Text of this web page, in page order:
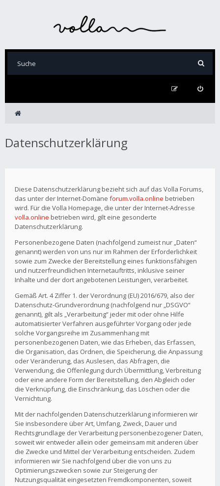
Datenschutzerklärung
Diese Datenschutzerklärung bezieht sich auf das Volla Forums,
das unter der Internet-Domäne forum.volla.online betrieben
wird. Für die Volla Homepage, die unter der Internet-Adresse
volla.online betrieben wird, gilt eine gesonderte
Datenschutzerklärung.
Personenbezogene Daten (nachfolgend zumeist nur „Daten“
genannt) werden von uns nur im Rahmen der Erforderlichkeit
sowie zum Zwecke der Bereitstellung eines funktionsfähigen
und nutzerfreundlichen Internetauftritts, inklusive seiner
Inhalte und der dort angebotenen Leistungen, verarbeitet.
Gemäß Art. 4 Ziffer 1. der Verordnung (EU) 2016/679, also der
Datenschutz-Grundverordnung (nachfolgend nur „DSGVO“
genannt), gilt als „Verarbeitung“ jeder mit oder ohne Hilfe
automatisierter Verfahren ausgeführter Vorgang oder jede
solche Vorgangsreihe im Zusammenhang mit
personenbezogenen Daten, wie das Erheben, das Erfassen,
die Organisation, das Ordnen, die Speicherung, die Anpassung
oder Veränderung, das Auslesen, das Abfragen, die
Verwendung, die Offenlegung durch Übermittlung, Verbreitung
oder eine andere Form der Bereitstellung, den Abgleich oder
die Verknüpfung, die Einschränkung, das Löschen oder die
Vernichtung.
Mit der nachfolgenden Datenschutzerklärung informieren wir
Sie insbesondere über Art, Umfang, Zweck, Dauer und
Rechtsgrundlage der Verarbeitung personenbezogener Daten,
soweit wir entweder allein oder gemeinsam mit anderen über
die Zwecke und Mittel der Verarbeitung entscheiden. Zudem
informieren wir Sie nachfolgend über die von uns zu
Optimierungszwecken sowie zur Steigerung der
Nutzungsqualität eingesetzten Fremdkomponenten, soweit